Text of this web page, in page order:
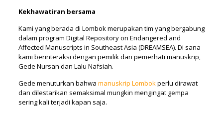
Kekhawatiran bersama
Kami yang berada di Lombok merupakan tim yang bergabung
dalam program Digital Repository on Endangered and
Affected Manuscripts in Southeast Asia (DREAMSEA). Di sana
kami berinteraksi dengan pemilik dan pemerhati manuskrip,
Gede Nursan dan Lalu Nafsiah.
Gede menuturkan bahwa manuskrip Lombokperlu dirawat
dan dilestarikan semaksimal mungkin mengingat gempa
sering kali terjadi kapan saja.